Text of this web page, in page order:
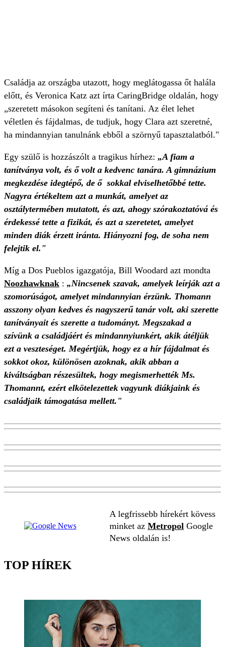
Családja az országba utazott, hogy meglátogassa őt halála
előtt, és Veronica Katz azt írta CaringBridge oldalán, hogy
„szeretett másokon segíteni és tanítani. Az élet lehet
véletlen és fájdalmas, de tudjuk, hogy Clara azt szeretné,
ha mindannyian tanulnánk ebből a szörnyű tapasztalatból."
Egy szülő is hozzászólt a tragikus hírhez: „A fiam a
tanítványa volt, és ő volt a kedvenc tanára. A gimnázium
megkezdése idegtépő, de ő sokkal elviselhetőbbé tette.
Nagyra értékeltem azt a munkát, amelyet az
osztálytermében mutatott, és azt, ahogy szórakoztatóvá és
érdekessé tette a fizikát, és azt a szeretetet, amelyet
minden diák érzett iránta. Hiányozni fog, de soha nem
felejtik el."
Míg a Dos Pueblos igazgatója, Bill Woodard azt mondta
Noozhawknak : „Nincsenek szavak, amelyek leírják azt a
szomorúságot, amelyet mindannyian érzünk. Thomann
asszony olyan kedves és nagyszerű tanár volt, aki szerette
tanítványait és szerette a tudományt. Megszakad a
szívünk a családjáért és mindannyiunkért, akik átéljük
ezt a veszteséget. Megértjük, hogy ez a hír fájdalmat és
sokkot okoz, különösen azoknak, akik abban a
kiváltságban részesültek, hogy megismerhették Ms.
Thomannt, ezért elkötelezettek vagyunk diákjaink és
családjaik támogatása mellett."
A legfrissebb hírekért kövess
minket az Metropol Google
News oldalán is!
TOP HÍREK